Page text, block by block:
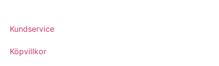
Kundservice
Köpvillkor